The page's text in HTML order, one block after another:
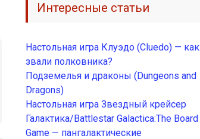
Интересные статьи
Настольная игра Клуэдо (Cluedo) — как
звали полковника?
Подземелья и драконы (Dungeons and
Dragons)
Настольная игра Звездный крейсер
Галактика/Battlestar Galactica:The Board
Game — пангалактические